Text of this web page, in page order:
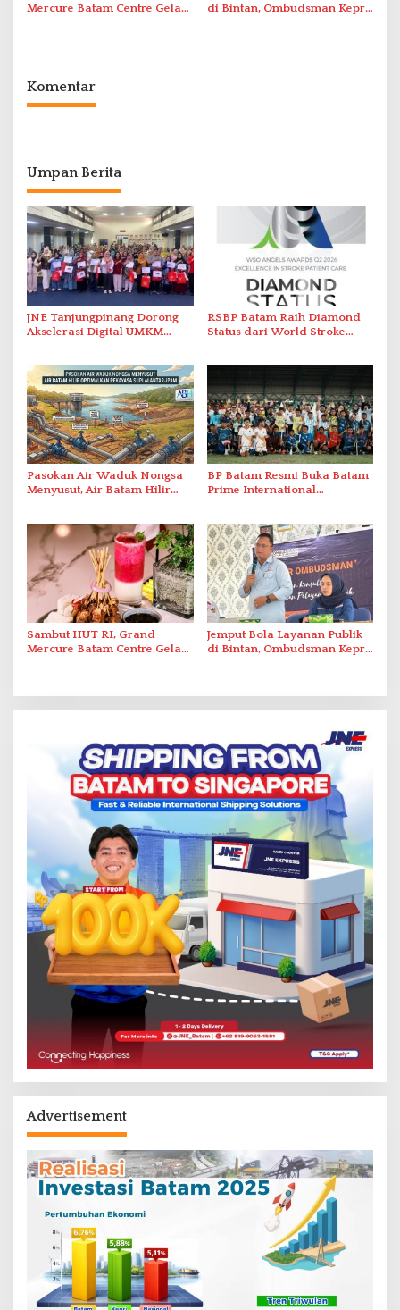
Mercure Batam Centre Gelar
di Bintan, Ombudsman Kepri
Komentar
Umpan Berita
JNE Tanjungpinang Dorong
Akselerasi Digital UMKM
RSBP Batam Raih Diamond
Status dari World Stroke
Berstandar Internasional
Pasokan Air Waduk Nongsa
Menyusut, Air Batam Hilir
BP Batam Resmi Buka Batam
Prime International
Abdul Jamal
Sambut HUT RI, Grand
Mercure Batam Centre Gelar
Jemput Bola Layanan Publik
di Bintan, Ombudsman Kepri
Advertisement